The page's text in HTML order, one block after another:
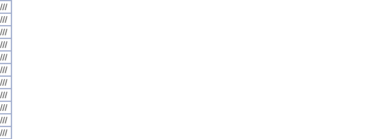
///
///
///
///
///
///
///
///
///
///
///